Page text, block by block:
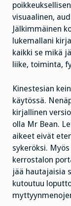
visuaalinen,
Jälkimmäinen
lukemallani
kaikki se mikä
liike, toiminta,
Kinestesian
käytössä.
kirjallinen
olla Mr Bean.
aikeet eivät
sykeröksi.
kerrostalon
jää hautajaisia
kutoutuu